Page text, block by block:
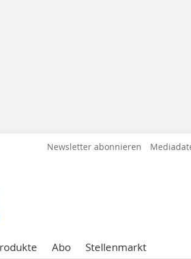
Newsletter abonnieren
Abo Stellenmarkt